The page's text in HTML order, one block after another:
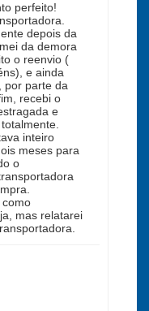
perfeito!
depois da
da demora
o reenvio (
e ainda
por parte da
recebi o
e
inteiro
meses para
o
mas relatarei